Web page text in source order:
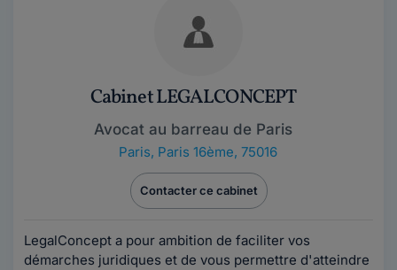
Cabinet LEGALCONCEPT
Avocat au barreau de Paris
Paris, Paris 16ème, 75016
Contacter ce cabinet
LegalConcept a pour ambition de faciliter vos
démarches juridiques et de vous permettre d'atteindre